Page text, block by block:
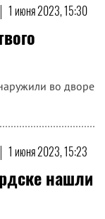
| 1 июня 2023, 15:30
во дворе
| 1 июня 2023, 15:23
нашли